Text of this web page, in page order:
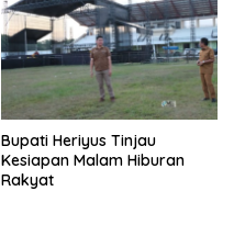
Bupati Heriyus Tinjau
Kesiapan Malam Hiburan
Rakyat